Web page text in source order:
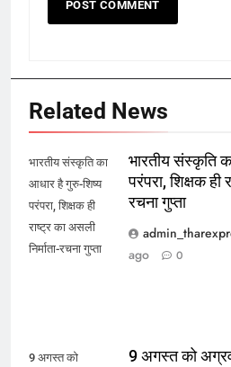
Related News
भारतीय संस्कृति का
आधार है गुरु-शिष्य
परंपरा, शिक्षक ही
राष्ट्र का असली
निर्माता-रचना गुप्ता
भारतीय संस्कृति
परंपरा, शिक्षक ही
रचना गुप्ता
ago
0
9 अगस्त को
9 अगस्त को